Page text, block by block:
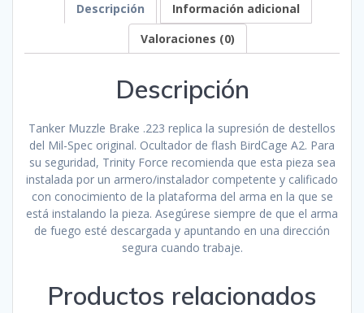
Descripción
Información adicional
Valoraciones (0)
Descripción
Tanker Muzzle Brake .223 replica la supresión de destellos
del Mil-Spec original. Ocultador de flash BirdCage A2. Para
su seguridad, Trinity Force recomienda que esta pieza sea
instalada por un armero/instalador competente y calificado
con conocimiento de la plataforma del arma en la que se
está instalando la pieza. Asegúrese siempre de que el arma
de fuego esté descargada y apuntando en una dirección
segura cuando trabaje.
Productos relacionados